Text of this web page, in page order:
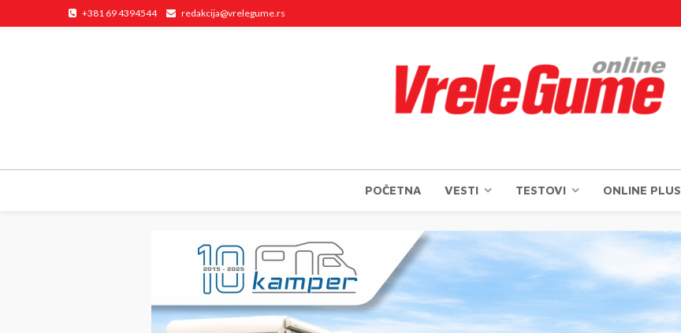
+381 69 4394544 redakcija@vrelegume.rs
POČETNA VESTI TESTOVI ONLINE PLUS